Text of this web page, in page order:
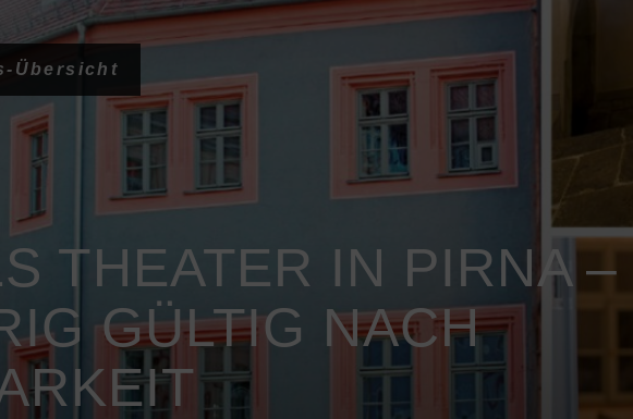
Übersicht
THEATER IN PIRNA –
GÜLTIG NACH